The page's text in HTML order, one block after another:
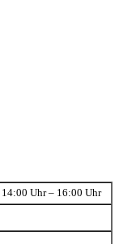
14:00 Uhr – 16:00 Uhr